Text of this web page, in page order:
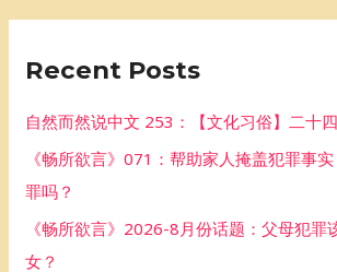
c
f
r
Recent Posts
自然而然说中文 253：【文化习俗】二
《畅所欲言》071：帮助家人掩盖犯罪事
罪吗？
《畅所欲言》2026-8月份话题：父母犯罪
女？